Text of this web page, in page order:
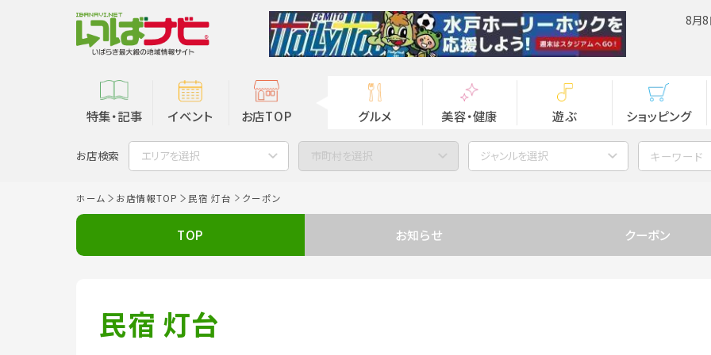
8月8
特集・記事 イベント お店TOP グルメ 美容・健康 遊ぶ ショッピング
お店検索 エリアを選択 市町村を選択 ジャンルを選択
ホーム お店情報TOP 民宿 灯台 クーポン
TOP お知らせ クーポン
民宿 灯台